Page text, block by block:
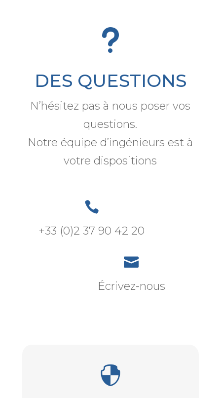
u
DES QUESTIONS
N’hésitez pas à nous poser vos
questions.
Notre équipe d’ingénieurs est à
votre dispositions

+33 (0)2 37 90 42 20

Écrivez-nous
